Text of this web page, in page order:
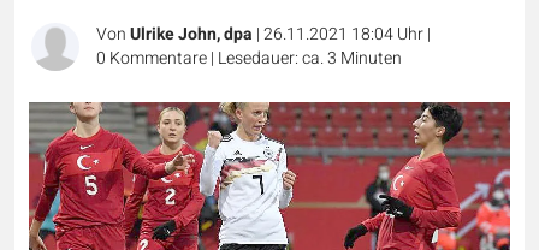
VonUlrike John, dpa |26.11.2021 18:04 Uhr|
0 Kommentare| Lesedauer: ca. 3 Minuten